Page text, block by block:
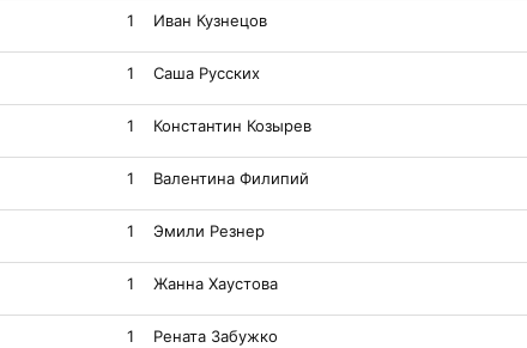
1 Иван Кузнецов
1 Саша Русских
1 Константин Козырев
1 Валентина Филипий
1 Эмили Резнер
1 Жанна Хаустова
1 Рената Забужко